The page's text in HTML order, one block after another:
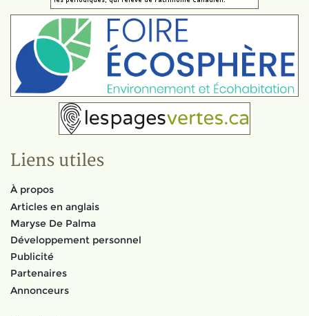
Liens utiles
À propos
Articles en anglais
Maryse De Palma
Développement personnel
Publicité
Partenaires
Annonceurs